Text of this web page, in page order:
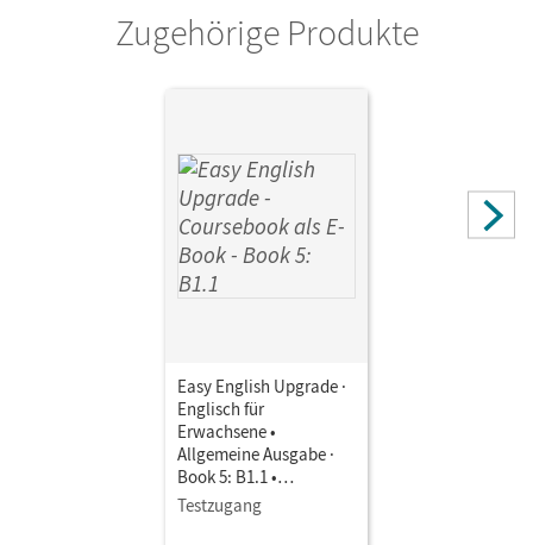
Zugehörige Produkte
Easy English Upgrade ·
Englisch für
Erwachsene •
Allgemeine Ausgabe ·
Book 5: B1.1 •
Coursebook als E-Book
Mit Medien
Testzugang